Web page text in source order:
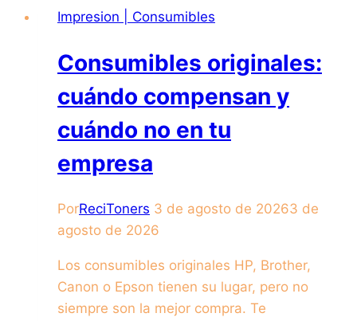
Impresion | Consumibles
Consumibles originales:
cuándo compensan y
cuándo no en tu
empresa
PorReciToners 3 de agosto de 20263 de
agosto de 2026
Los consumibles originales HP, Brother,
Canon o Epson tienen su lugar, pero no
siempre son la mejor compra. Te